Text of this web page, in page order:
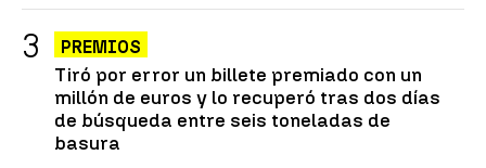
PREMIOS
Tiró por error un billete premiado con un
millón de euros y lo recuperó tras dos días
de búsqueda entre seis toneladas de
basura